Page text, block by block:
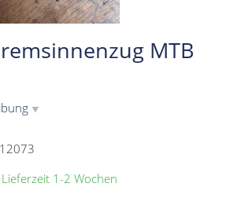
MTB
▼
12073
1-2 Wochen